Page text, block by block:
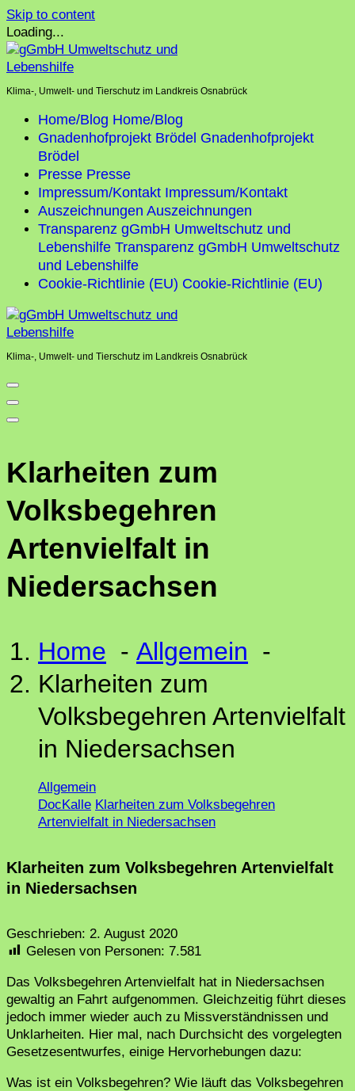
Skip to content
Loading...
Klima-, Umwelt- und Tierschutz im Landkreis Osnabrück
Home/Blog Home/Blog
Gnadenhofprojekt Brödel Gnadenhofprojekt
Brödel
Presse Presse
Impressum/Kontakt Impressum/Kontakt
Auszeichnungen Auszeichnungen
Transparenz gGmbH Umweltschutz und
Lebenshilfe Transparenz gGmbH Umweltschutz
und Lebenshilfe
Cookie-Richtlinie (EU) Cookie-Richtlinie (EU)
Klima-, Umwelt- und Tierschutz im Landkreis Osnabrück
Klarheiten zum
Volksbegehren
Artenvielfalt in
Niedersachsen
Home - Allgemein -
Klarheiten zum
Volksbegehren Artenvielfalt
in Niedersachsen
Allgemein
DocKalle Klarheiten zum Volksbegehren
Artenvielfalt in Niedersachsen
Klarheiten zum Volksbegehren Artenvielfalt
in Niedersachsen
Geschrieben: 2. August 2020
Gelesen von Personen: 7.581
Das Volksbegehren Artenvielfalt hat in Niedersachsen
gewaltig an Fahrt aufgenommen. Gleichzeitig führt dieses
jedoch immer wieder auch zu Missverständnissen und
Unklarheiten. Hier mal, nach Durchsicht des vorgelegten
Gesetzesentwurfes, einige Hervorhebungen dazu:
Was ist ein Volksbegehren? Wie läuft das Volksbegehren